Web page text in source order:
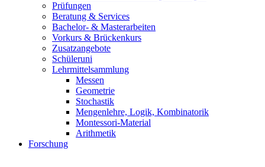
Prüfungen
Beratung & Services
Bachelor- & Masterarbeiten
Vorkurs & Brückenkurs
Zusatzangebote
Schüleruni
Lehrmittelsammlung
Messen
Geometrie
Stochastik
Mengenlehre, Logik, Kombinatorik
Montessori-Material
Arithmetik
Forschung